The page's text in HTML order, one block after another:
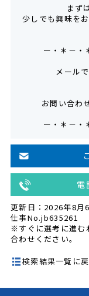
まず
少しでも興味を
ー・＊－・
メール
お問い合わ
ー・＊－・
電
更新日：2026年8月
仕事No.jb635261
※すぐに選考に進む
合わせください。
検索結果一覧に